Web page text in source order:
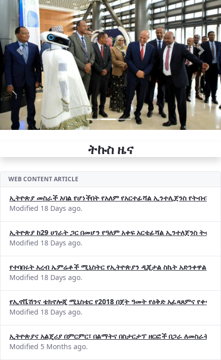
Previous Next
ትኩስ ዜና
WEB CONTENT ARTICLE
ኢትዮጵያ መስራች አባል የሆነችበት የአለም የአርተፊሻል ኢንተሊጀንስ የትብብር
Modified 18 Days ago.
ኢትዮጵያ ከ29 ሀገራት ጋር በመሆን የዓለም አቀፍ አርቴፊሻል ኢንተለጀንስ
Modified 18 Days ago.
የተባበሩት አረብ ኤምሬቶች ሚኒስትር የኢትዮጵያን ዲጂታል ስኬት አድንቀዋል
Modified 18 Days ago.
የኢኖቬሽንና ቴክኖሎጂ ሚኒስቴር የ2018 በጀት ዓመት የዕቅድ አፈጻጸምና
Modified 18 Days ago.
ኢትዮጵያና አልጄሪያ በምርምር፣ በልማትና በስታርታፕ ዘርፎች በጋራ ለመስራት
Modified 5 Months ago.